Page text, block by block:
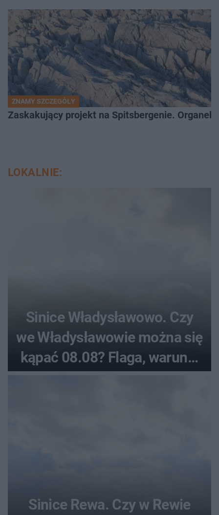
ZNAMY SZCZEGÓŁY
Zaskakujący projekt na Spitsbergenie.
LOKALNIE:
Sinice Władysławowo. Czy
we Władysławowie można się
kąpać 08.08? Flaga, warunki
pogodowe
Sinice Rewa. Czy w Rewie